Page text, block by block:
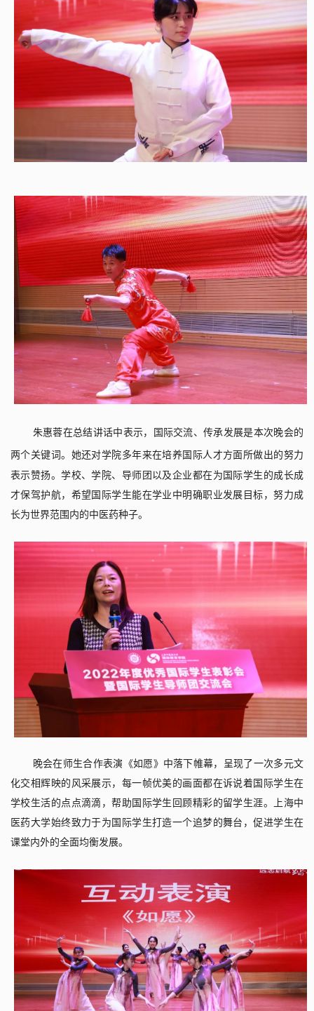
朱惠蓉在总结讲话中表示，国际交流、传承发展是本次晚会的
两个关键词。她还对学院多年来在培养国际人才方面所做出的努力
表示赞扬。学校、学院、导师团以及企业都在为国际学生的成长成
才保驾护航，希望国际学生能在学业中明确职业发展目标，努力成
长为世界范围内的中医药种子。
晚会在师生合作表演《如愿》中落下帷幕，呈现了一次多元文
化交相辉映的风采展示，每一帧优美的画面都在诉说着国际学生在
学校生活的点点滴滴，帮助国际学生回顾精彩的留学生涯。上海中
医药大学始终致力于为国际学生打造一个追梦的舞台，促进学生在
课堂内外的全面均衡发展。